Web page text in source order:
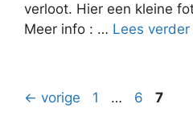
verloot. Hier een kleine
Meer info : … Lees verder
← vorige Pagina
1 … Pagina
6 Pagina
7